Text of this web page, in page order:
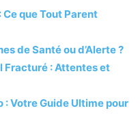
Ce que Tout Parent
de Santé ou d’Alerte ?
Fracturé : Attentes et
Votre Guide Ultime pour